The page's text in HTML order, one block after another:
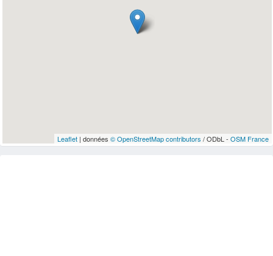
Leaflet| données © OpenStreetMap contributors / ODbL - OSM France